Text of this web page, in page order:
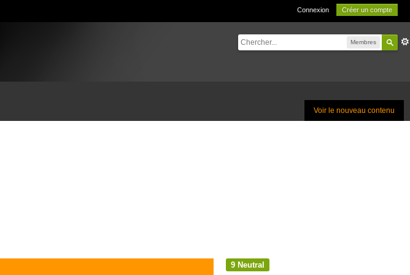
Connexion Créer un compte
Membres
Voir le nouveau contenu
9 Neutral